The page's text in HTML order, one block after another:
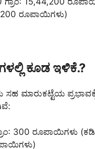
ರೂಪಾಯಿಗಳು)
ಕೂಡ ಇಳಿಕೆ.?
ಸಹ ಮಾರುಕಟ್ಟೆಯ
300 ರೂಪಾಯಿಗಳು